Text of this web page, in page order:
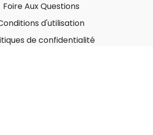
Foire Aux Questions
d'utilisation
de confidentialité